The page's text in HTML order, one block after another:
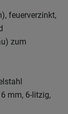
feuerverzinkt,
zum
mm, 6-litzig,